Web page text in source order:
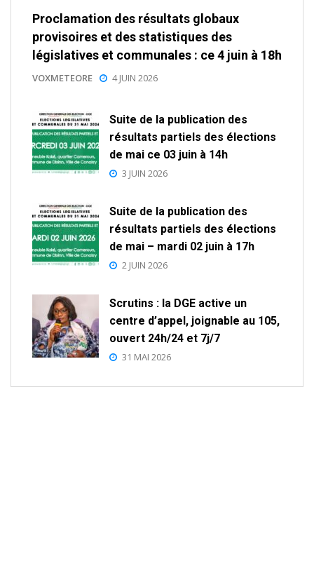
Proclamation des résultats globaux
provisoires et des statistiques des
législatives et communales : ce 4 juin à 18h
VOXMETEORE 4 JUIN 2026
Suite de la publication des
résultats partiels des élections
de mai ce 03 juin à 14h
3 JUIN 2026
Suite de la publication des
résultats partiels des élections
de mai – mardi 02 juin à 17h
2 JUIN 2026
Scrutins : la DGE active un
centre d’appel, joignable au 105,
ouvert 24h/24 et 7j/7
31 MAI 2026